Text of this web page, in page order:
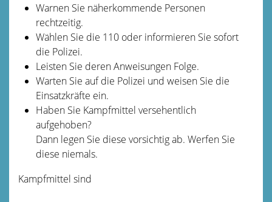
Warnen Sie näherkommende Personen
rechtzeitig.
Wählen Sie die 110 oder informieren Sie sofort
die Polizei.
Leisten Sie deren Anweisungen Folge.
Warten Sie auf die Polizei und weisen Sie die
Einsatzkräfte ein.
Haben Sie Kampfmittel versehentlich
aufgehoben?
Dann legen Sie diese vorsichtig ab. Werfen Sie
diese niemals.
Kampfmittel sind